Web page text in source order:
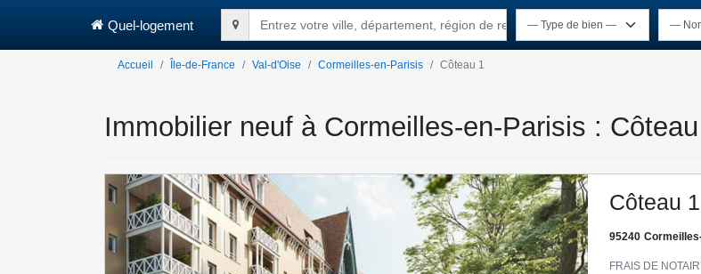
Quel-logement Entrez votre ville, département, région de recherche
Accueil Île-de-France Val-d'Oise Cormeilles-en-Parisis Côteau 1
Immobilier neuf à Cormeilles-en-Parisis :
Côteau 1
95240
FRAIS DE